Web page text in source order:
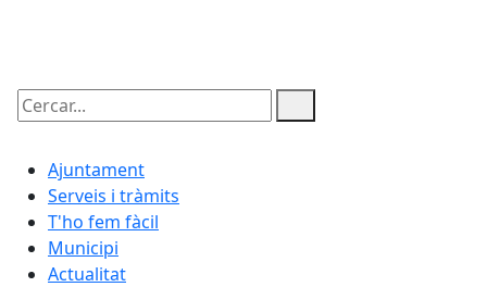
Cercar:
Ajuntament
Serveis i tràmits
T'ho fem fàcil
Municipi
Actualitat